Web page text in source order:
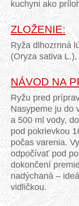
kuchyni ako
ZLOŽENIE:
Ryža dlhozrnná
(Oryza sativa
NÁVOD NA
Ryžu pred
Nasypeme ju do
a 500 ml vody,
pod pokrievkou
počas varenia.
odpočívať pod
dokončení
nadýchaná –
vidličkou.